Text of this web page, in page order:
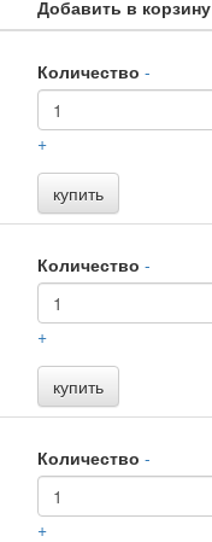
Добавить в корзину
Количество -
+
купить
Количество -
+
купить
Количество -
+